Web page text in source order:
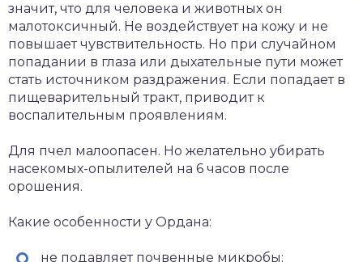
значит, что для человека и животных он
малотоксичный. Не воздействует на кожу и не
повышает чувствительность. Но при случайном
попадании в глаза или дыхательные пути может
стать источником раздражения. Если попадает в
пищеварительный тракт, приводит к
воспалительным проявлениям.
Для пчел малоопасен. Но желательно убирать
насекомых-опылителей на 6 часов после
орошения.
Какие особенности у Ордана:
не подавляет почвенные микробы;